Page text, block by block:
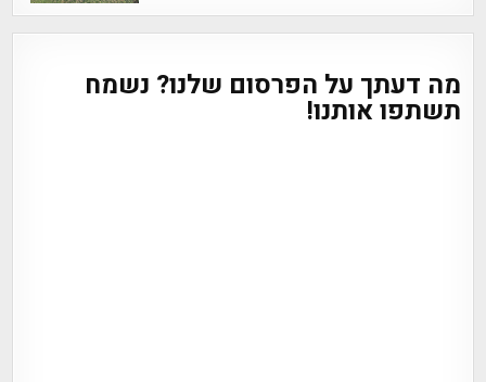
מה דעתך על הפרסום שלנו? נשמח
תשתפו אותנו!